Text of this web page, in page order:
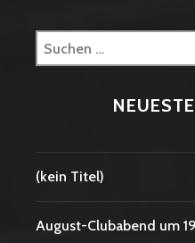
Suchen
nach:
(kein Titel)
August-Clubabend um